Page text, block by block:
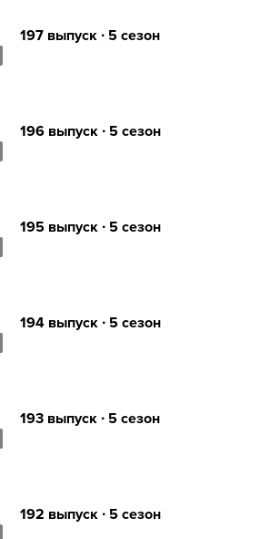
197 выпуск ∙ 5 сезон
196 выпуск ∙ 5 сезон
195 выпуск ∙ 5 сезон
194 выпуск ∙ 5 сезон
193 выпуск ∙ 5 сезон
192 выпуск ∙ 5 сезон